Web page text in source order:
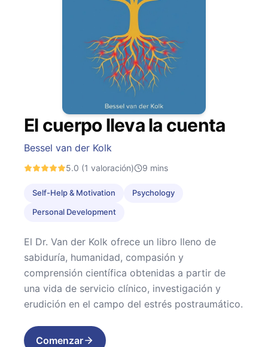
El cuerpo lleva la cuenta
Bessel van der Kolk
5.0 (1 valoración) 9 mins
Self-Help & Motivation
Psychology
Personal Development
El Dr. Van der Kolk ofrece un libro lleno de
sabiduría, humanidad, compasión y
comprensión científica obtenidas a partir de
una vida de servicio clínico, investigación y
erudición en el campo del estrés postraumático.
Comenzar